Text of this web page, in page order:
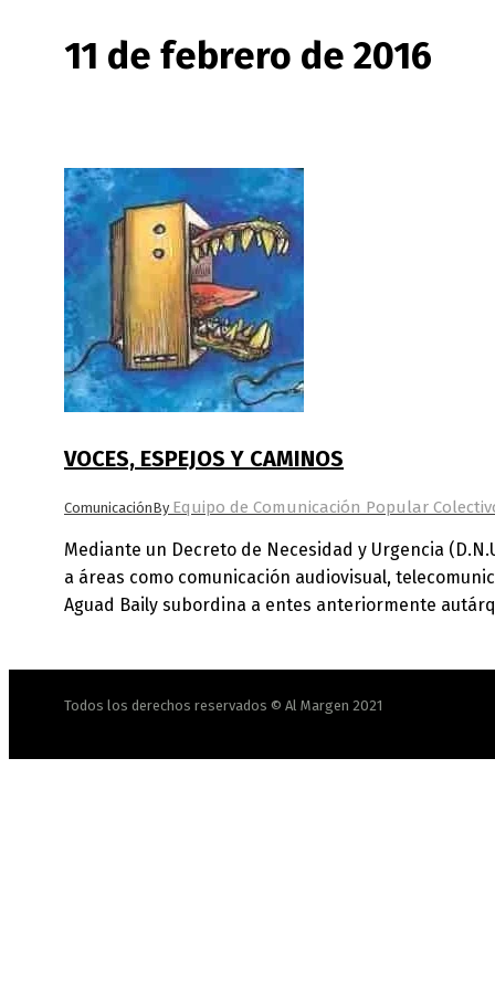
11 de febrero de 2016
VOCES, ESPEJOS Y CAMINOS
ComunicaciónBy Equipo de Comunicación Popular
Mediante un Decreto de Necesidad y Urgencia
a áreas como comunicación audiovisual,
Aguad Baily subordina a entes anteriormente
Todos los derechos reservados © Al Margen 2021